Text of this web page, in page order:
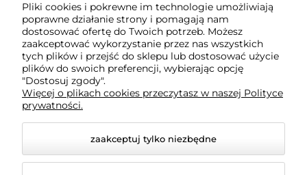
Moje konto
Płatności i dostawa
Informacje
Pliki cookies i pokrewne im technologie umożliwiają
poprawne działanie strony i pomagają nam
dostosować ofertę do Twoich potrzeb. Możesz
zaakceptować wykorzystanie przez nas wszystkich
tych plików i przejść do sklepu lub dostosować użycie
plików do swoich preferencji, wybierając opcję
"Dostosuj zgody".
Więcej o plikach cookies przeczytasz w naszej Polityce
prywatności.
zaakceptuj tylko niezbędne